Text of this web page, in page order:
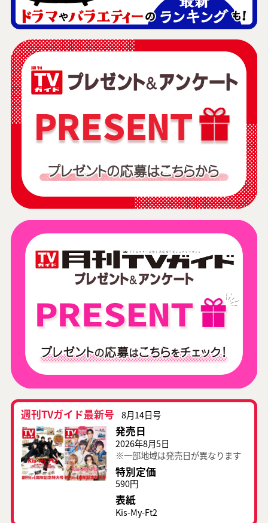
週刊TVガイド最新号 8月14日号
発売日
2026年8月5日
※一部地域は発売日が異なります
特別定価
590円
表紙
Kis-My-Ft2